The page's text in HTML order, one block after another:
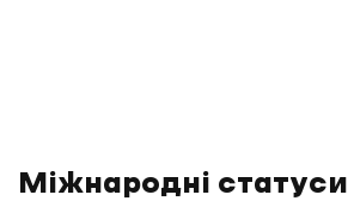
Міжнародні статуси